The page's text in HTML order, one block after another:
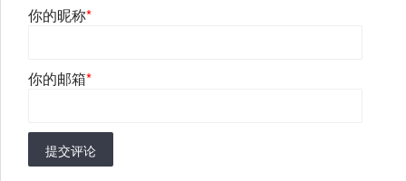
你的昵称*
你的邮箱*
提交评论